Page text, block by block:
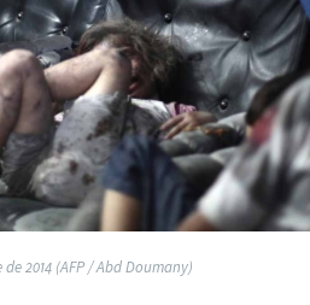
2014 (AFP / Abd Doumany)